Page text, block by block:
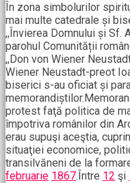
În zona simbolurilor
mai multe catedrale și
,,Învierea Domnului și Sf.
parohul Comunității
,,Don von Wiener
Wiener Neustadt-preot
biserici s-au oficiat și
protest faţă politica de
împotriva românilor din
erau supuşi aceştia,
situaţiei economice,
transilvăneni de la
februarie 1867.Între 12 şi